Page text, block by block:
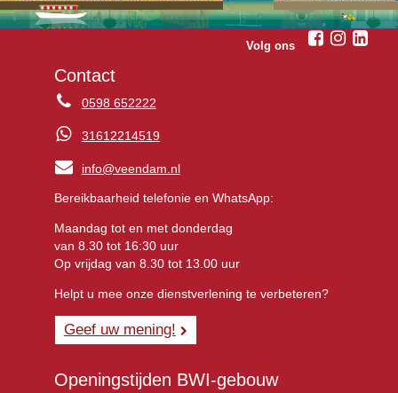
Volg ons
Contact
0598 652222
31612214519
info@veendam.nl
Bereikbaarheid telefonie en WhatsApp:
Maandag tot en met donderdag
van 8.30 tot 16:30 uur
Op vrijdag van 8.30 tot 13.00 uur
Helpt u mee onze dienstverlening te verbeteren?
Geef uw mening!
Openingstijden BWI-gebouw